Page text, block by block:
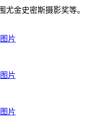
尤金史密斯摄影奖等。